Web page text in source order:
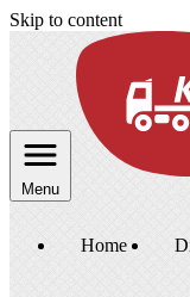
Skip to content
Menu
Home